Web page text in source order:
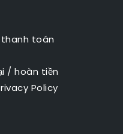
toán
/ hoàn tiền
Policy